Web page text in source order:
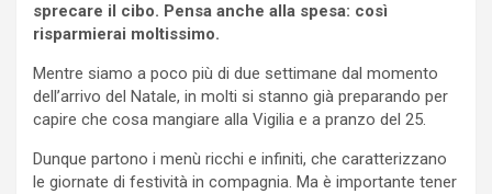
sprecare il cibo. Pensa anche alla spesa: così
risparmierai moltissimo.
Mentre siamo a poco più di due settimane dal momento
dell’arrivo del Natale, in molti si stanno già preparando per
capire che cosa mangiare alla Vigilia e a pranzo del 25.
Dunque partono i menù ricchi e infiniti, che caratterizzano
le giornate di festività in compagnia. Ma è importante tener